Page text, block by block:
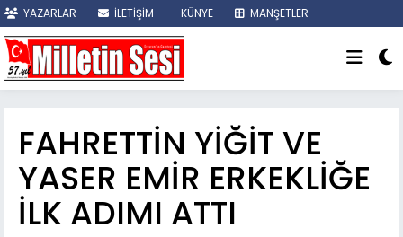
YAZARLAR İLETİŞİM KÜNYE
MANŞETLER
SON DAKİKA
FAHRETTİN YİĞİT VE
YASER EMİR ERKEKLİĞE
İLK ADIMI ATTI